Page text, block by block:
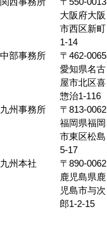
大阪府大阪
市西区新町
1-14
中部事務所
〒462-0065
愛知県名古
屋市北区喜
惣治1-116
九州事務所
〒813-0062
福岡県福岡
市東区松島
5-17
九州本社
〒890-0062
鹿児島県鹿
児島市与次
郎1-2-15